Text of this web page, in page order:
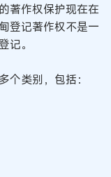
著作权保护现在在
登记著作权不是一
记。
个类别，包括：